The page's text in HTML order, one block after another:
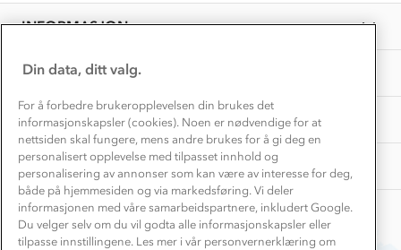
2021
INFORMASJON
Presse
OM OSS
Samarbeide med oss?
TIPS OG RÅD
Store størrelser
Turmat oppskrifter
Beredskap
AKTIVITETER
Overnatte utendørs⛺
Leirskole 🥾
Barnehageansatt
Tips til hyttetur
Din data, ditt valg.
For å forbedre brukeropplevelsen din brukes det
informasjonskapsler (cookies). Noen er nødvendige for at
nettsiden skal fungere, mens andre brukes for å gi deg en
personalisert opplevelse med tilpasset innhold og
personalisering av annonser som kan være av interesse for deg,
både på hjemmesiden og via markedsføring. Vi deler
informasjonen med våre samarbeidspartnere, inkludert Google.
Du velger selv om du vil godta alle informasjonskapsler eller
tilpasse innstillingene. Les mer i vår personvernerklæring om